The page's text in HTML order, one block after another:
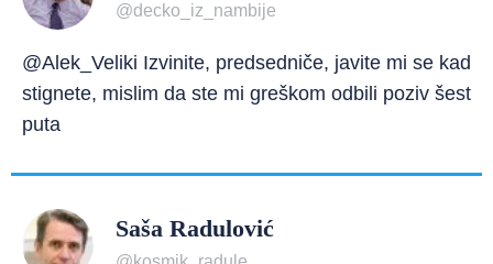
@decko_iz_nambije
@Alek_Veliki Izvinite, predsedniče, javite mi se kad
stignete, mislim da ste mi greškom odbili poziv šest
puta
Saša Radulović